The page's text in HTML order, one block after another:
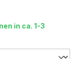
in ca. 1-3